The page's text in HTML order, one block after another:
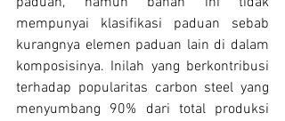
mempunyai klasifikasi paduan sebab
kurangnya elemen paduan lain di dalam
komposisinya. Inilah yang berkontribusi
terhadap popularitas carbon steel yang
menyumbang 90% dari total produksi